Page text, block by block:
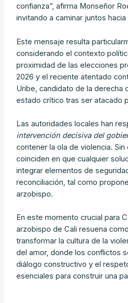
confianza”, afirma Monseñor
invitando a caminar juntos
Este mensaje resulta
considerando el contexto
proximidad de las elecciones
2026 y el reciente atentado
Uribe, candidato de la derecha
estado crítico tras ser atacado
Las autoridades locales han
intervención decisiva del
contener la ola de violencia.
coinciden en que cualquier
integrar elementos de
reconciliación, tal como
arzobispo.
En este momento crucial para
arzobispo de Cali resuena
transformar la cultura de la
del amor, donde los conflictos
diálogo constructivo y el
esenciales para construir una